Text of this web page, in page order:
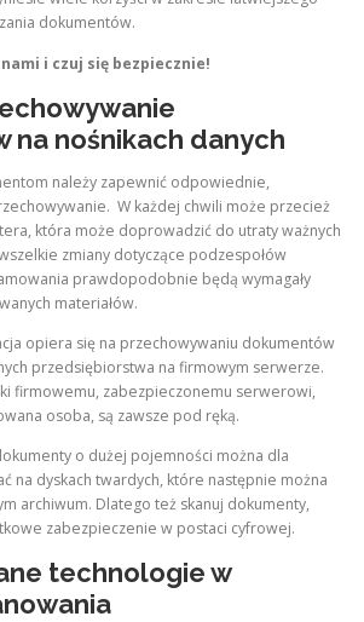
dokumentów.
i czuj się bezpiecznie!
na nośnikach danych
należy zapewnić odpowiednie,
W każdej chwili może przecież
która może doprowadzić do utraty ważnych
zmiany dotyczące podzespołów
prawdopodobnie będą wymagały
materiałów.
opiera się na przechowywaniu dokumentów
przedsiębiorstwa na firmowym serwerze.
firmowemu, zabezpieczonemu serwerowi,
osoba, są zawsze pod ręką.
o dużej pojemności można dla
na dyskach twardych, które następnie można
archiwum. Dlatego też skanuj dokumenty,
zabezpieczenie w postaci cyfrowej.
technologie w